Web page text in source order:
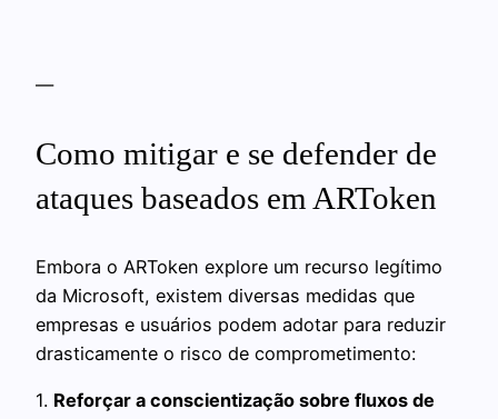
—
Como mitigar e se defender de
ataques baseados em ARToken
Embora o ARToken explore um recurso legítimo
da Microsoft, existem diversas medidas que
empresas e usuários podem adotar para reduzir
drasticamente o risco de comprometimento:
1. Reforçar a conscientização sobre fluxos de